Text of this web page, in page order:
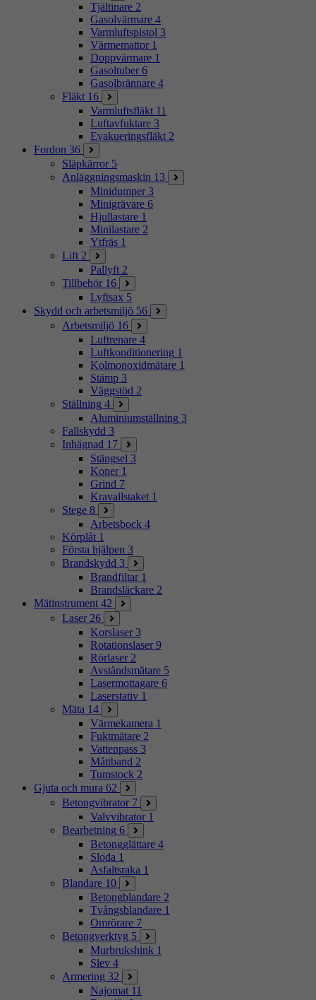
Tjältinare 2
Gasolvärmare 4
Varmluftspistol 3
Värmemattor 1
Doppvärmare 1
Gasoltuber 6
Gasolbrännare 4
Fläkt 16
Varmluftsfläkt 11
Luftavfuktare 3
Evakueringsfläkt 2
Fordon 36
Släpkärror 5
Anläggningsmaskin 13
Minidumper 3
Minigrävare 6
Hjullastare 1
Minilastare 2
Ytfräs 1
Lift 2
Pallyft 2
Tillbehör 16
Lyftsax 5
Skydd och arbetsmiljö 56
Arbetsmiljö 16
Luftrenare 4
Luftkonditionering 1
Kolmonoxidmätare 1
Stämp 3
Väggstöd 2
Ställning 4
Aluminiumställning 3
Fallskydd 3
Inhägnad 17
Stängsel 3
Koner 1
Grind 7
Kravallstaket 1
Stege 8
Arbetsbock 4
Körplåt 1
Första hjälpen 3
Brandskydd 3
Brandfiltar 1
Brandsläckare 2
Mätinstrument 42
Laser 26
Korslaser 3
Rotationslaser 9
Rörlaser 2
Avståndsmätare 5
Lasermottagare 6
Laserstativ 1
Mäta 14
Värmekamera 1
Fuktmätare 2
Vattenpass 3
Måttband 2
Tumstock 2
Gjuta och mura 62
Betongvibrator 7
Valvvibrator 1
Bearbetning 6
Betongglättare 4
Sloda 1
Asfaltsraka 1
Blandare 10
Betongblandare 2
Tvångsblandare 1
Omrörare 7
Betongverktyg 5
Murbrukshink 1
Slev 4
Armering 32
Najomat 11